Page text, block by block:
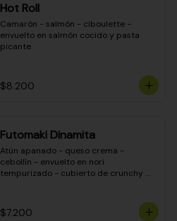
Hot Roll
Camarón - salmón - ciboulette -
envuelto en salmón cocido y pasta
picante
$8.200
Futomaki Dinamita
Atún apanado - queso crema -
cebollín - envuelto en nori
tempurizado - cubierto de crunchy
$7.200